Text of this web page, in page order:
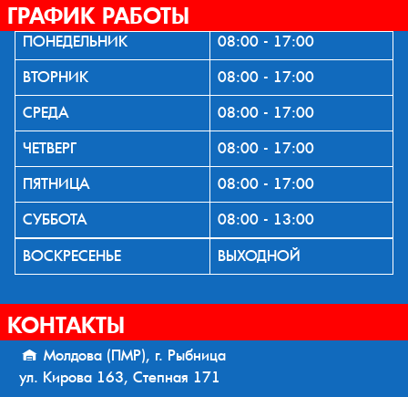
ГРАФИК РАБОТЫ
ПОНЕДЕЛЬНИК
08:00 - 17:00
ВТОРНИК
08:00 - 17:00
СРЕДА
08:00 - 17:00
ЧЕТВЕРГ
08:00 - 17:00
ПЯТНИЦА
08:00 - 17:00
СУББОТА
08:00 - 13:00
ВОСКРЕСЕНЬЕ
ВЫХОДНОЙ
КОНТАКТЫ
Молдова (ПМР), г. Рыбница
ул. Кирова 163, Степная 171